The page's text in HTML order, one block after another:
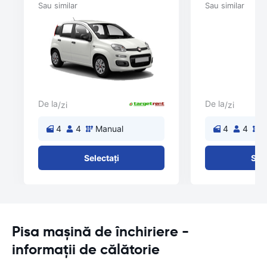
Sau similar
De la/zi
4 4 Manual
Selectați
Sau similar
De la/zi
4 4
Pisa mașină de închiriere -
informații de călătorie